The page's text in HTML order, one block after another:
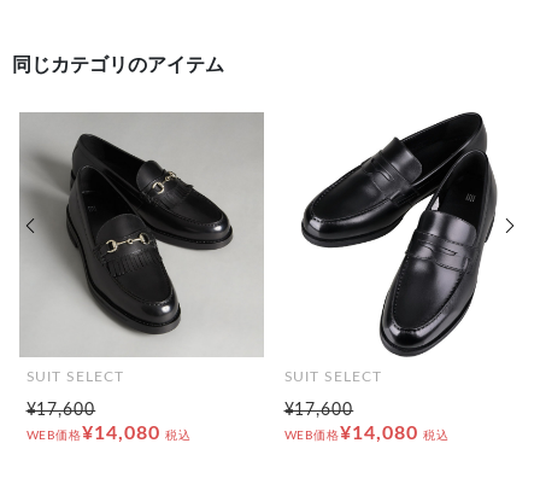
同じカテゴリのアイテム
SUIT SELECT
¥17,600
WEB価格¥14,080 税込
SUIT SELECT
¥17,600
WEB価格¥14,080 税込
前の画像